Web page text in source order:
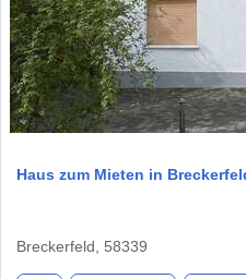
Haus zum Mieten in
Breckerfeld, 58339